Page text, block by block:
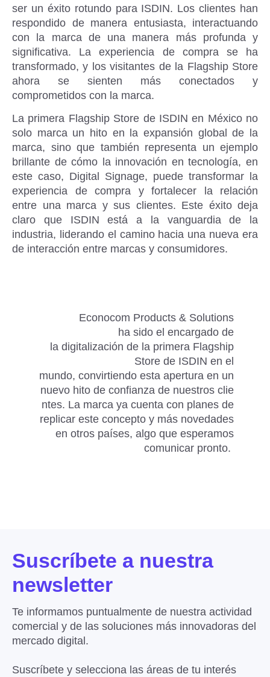
ser un éxito rotundo para ISDIN. Los clientes han
respondido de manera entusiasta, interactuando
con la marca de una manera más profunda y
significativa. La experiencia de compra se ha
transformado, y los visitantes de la Flagship Store
ahora se sienten más conectados y
comprometidos con la marca.
La primera Flagship Store de ISDIN en México no
solo marca un hito en la expansión global de la
marca, sino que también representa un ejemplo
brillante de cómo la innovación en tecnología, en
este caso, Digital Signage, puede transformar la
experiencia de compra y fortalecer la relación
entre una marca y sus clientes. Este éxito deja
claro que ISDIN está a la vanguardia de la
industria, liderando el camino hacia una nueva era
de interacción entre marcas y consumidores.
Econocom Products & Solutions
ha sido el encargado de
la digitalización de la primera Flagship
Store de ISDIN en el
mundo, convirtiendo esta apertura en un
nuevo hito de confianza de nuestros clie
ntes. La marca ya cuenta con planes de
replicar este concepto y más novedades
en otros países, algo que esperamos
comunicar pronto.
Suscríbete a nuestra
newsletter
Te informamos puntualmente de nuestra actividad
comercial y de las soluciones más innovadoras del
mercado digital.
Suscríbete y selecciona las áreas de tu interés